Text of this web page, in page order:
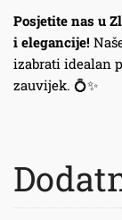
Posjetite nas u
i elegancije!
izabrati idealan
zauvijek. 💍✨